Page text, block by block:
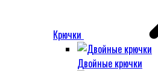
Крючки
Двойные крючки